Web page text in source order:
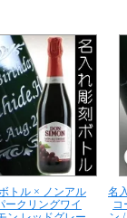
トル × ノンアル
ークリングワイ
名
コ